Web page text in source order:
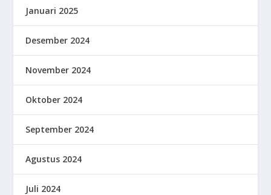
Januari 2025
Desember 2024
November 2024
Oktober 2024
September 2024
Agustus 2024
Juli 2024